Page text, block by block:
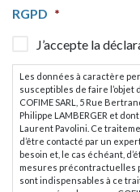
CAPTCHA
RGPD *
J’accepte la
Les données à caractère
susceptibles de faire l’objet
COFIME SARL, 5 Rue
Philippe LAMBERGER et
Laurent Pavolini. Ce
d’être contacté par un
besoin et, le cas échéant,
mesures précontractuelles
sont indispensables à ce